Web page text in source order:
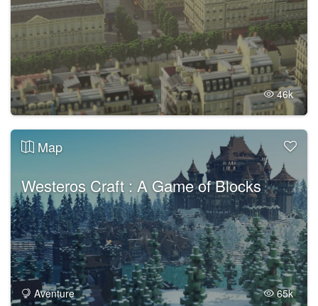
46k
Map
Westeros Craft : A Game of Blocks
Aventure 65k